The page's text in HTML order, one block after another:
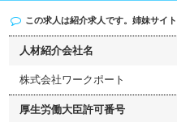
この求人は紹介求人です。姉妹サイト
人材紹介会社名
株式会社ワークポート
厚生労働大臣許可番号